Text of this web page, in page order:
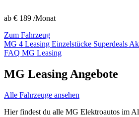
ab € 189 /Monat
Zum Fahrzeug
MG 4 Leasing Einzelstücke Superdeals
FAQ MG Leasing
MG Leasing Angebote
Alle Fahrzeuge ansehen
Hier findest du alle MG Elektroautos im